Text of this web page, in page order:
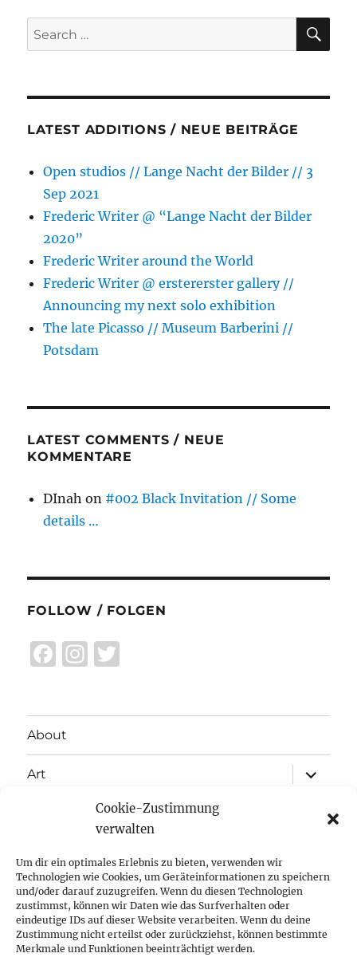
Cookie-Zustimmung
verwalten
Um dir ein optimales Erlebnis zu bieten, verwenden wir
Technologien wie Cookies, um Geräteinformationen zu speichern
und/oder darauf zuzugreifen. Wenn du diesen Technologien
zustimmst, können wir Daten wie das Surfverhalten oder
eindeutige IDs auf dieser Website verarbeiten. Wenn du deine
Zustimmung nicht erteilst oder zurückziehst, können bestimmte
Merkmale und Funktionen beeinträchtigt werden.
Search
for:
LATEST ADDITIONS / NEUE BEITRÄGE
Open studios // Lange Nacht der Bilder // 3
Sep 2021
Frederic Writer @ “Lange Nacht der Bilder
2020”
Frederic Writer around the World
Frederic Writer @ erstererster gallery //
Announcing my next solo exhibition
The late Picasso // Museum Barberini //
Potsdam
LATEST COMMENTS / NEUE
KOMMENTARE
DInah on #002 Black Invitation // Some
details …
FOLLOW / FOLGEN
F
e
b
I
g
a
m
r
About
Art
expand
child
Exhibitions
Press
expand
child
menu
Contact